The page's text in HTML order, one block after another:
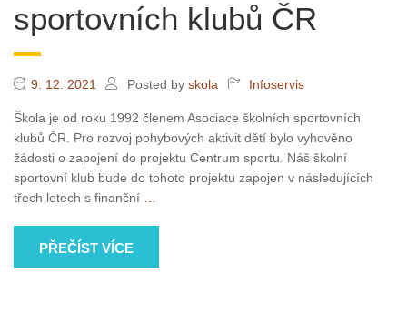
sportovních klubů ČR
9. 12. 2021 Posted by skola Infoservis
Škola je od roku 1992 členem Asociace školních sportovních
klubů ČR. Pro rozvoj pohybových aktivit dětí bylo vyhověno
žádosti o zapojení do projektu Centrum sportu. Náš školní
sportovní klub bude do tohoto projektu zapojen v následujících
třech letech s finanční …
PŘEČÍST VÍCE